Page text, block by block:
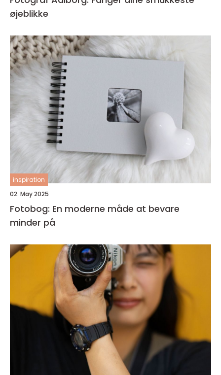
øjeblikke
inspiration
02. May 2025
Fotobog: En moderne måde at bevare
minder på